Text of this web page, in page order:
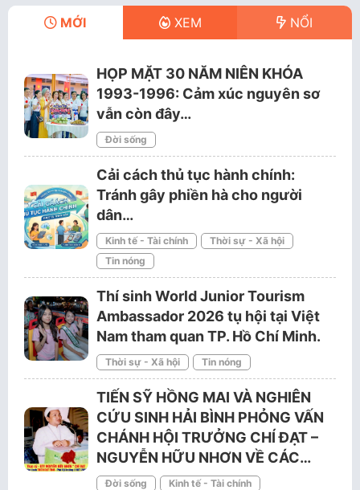
MỚI XEM NỔI
HỌP MẶT 30 NĂM NIÊN KHÓA
1993-1996: Cảm xúc nguyên sơ
vẫn còn đây…
Đời sống
Cải cách thủ tục hành chính:
Tránh gây phiền hà cho người
dân…
Kinh tế - Tài chính
Thời sự - Xã hội
Tin nóng
Thí sinh World Junior Tourism
Ambassador 2026 tụ hội tại Việt
Nam tham quan TP. Hồ Chí Minh.
Thời sự - Xã hội Tin nóng
TIẾN SỸ HỒNG MAI VÀ NGHIÊN
CỨU SINH HẢI BÌNH PHỎNG VẤN
CHÁNH HỘI TRƯỞNG CHÍ ĐẠT –
NGUYỄN HỮU NHƠN VỀ CÁC…
Đời sống Kinh tế - Tài chính